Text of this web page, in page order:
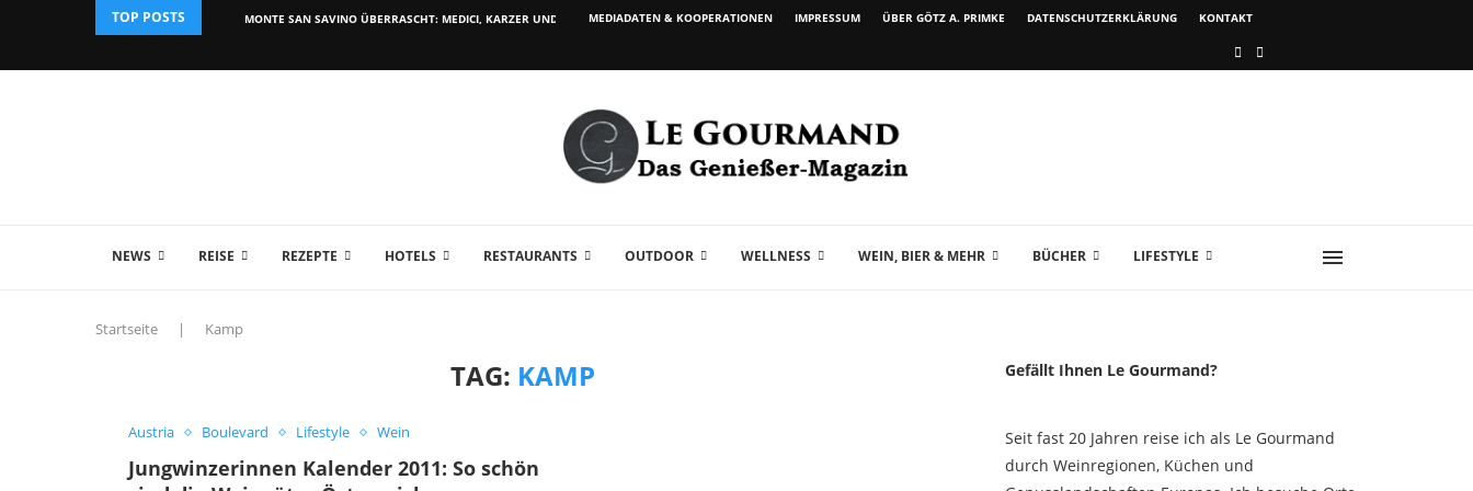
TOP POSTS MONTE SAN SAVINO ÜBERRASCHT: MEDICI, KARZER UND WEIN...MEDIADATEN & KOOPERATIONEN IMPRESSUM ÜBER GÖTZ A. PRIMKE DATENSCHUTZERKLÄRUNG KONTAKT
NEWS REISE REZEPTE HOTELS RESTAURANTS OUTDOOR WELLNESS WEIN, BIER & MEHR BÜCHER LIFESTYLE
Startseite | Kamp
TAG: KAMP
Austria Boulevard Lifestyle Wein
Jungwinzerinnen Kalender 2011: So schön
Gefällt Ihnen Le Gourmand?
Seit fast 20 Jahren reise ich als Le Gourmand
durch Weinregionen, Küchen und